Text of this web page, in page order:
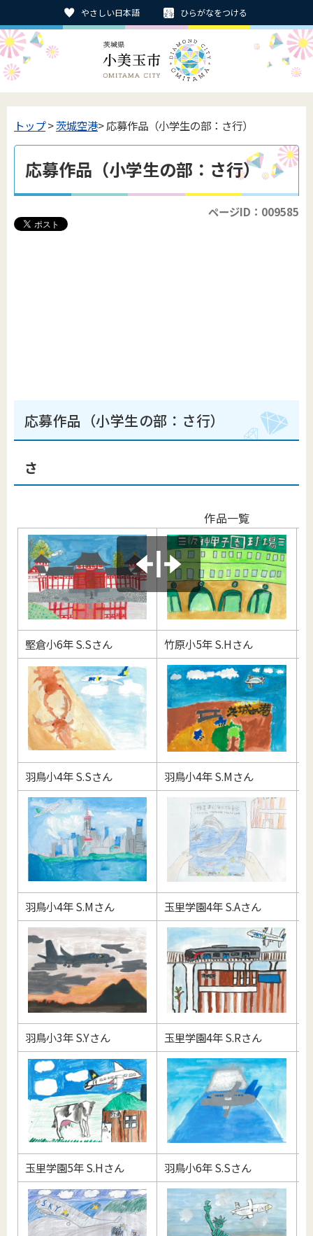
やさしい日本語 ひらがなをつける
トップ>茨城空港> 応募作品（小学生の部：さ行）
応募作品（小学生の部：さ行）
ページID：009585
応募作品（小学生の部：さ行）
さ
作品一覧
堅倉小6年 S.Sさん 竹原小5年 S.Hさん
羽鳥小4年 S.Sさん 羽鳥小4年 S.Mさん
羽鳥小4年 S.Mさん 玉里学園4年 S.Aさん
羽鳥小3年 S.Yさん 玉里学園4年 S.Rさん
玉里学園5年 S.Hさん 羽鳥小6年 S.Sさん